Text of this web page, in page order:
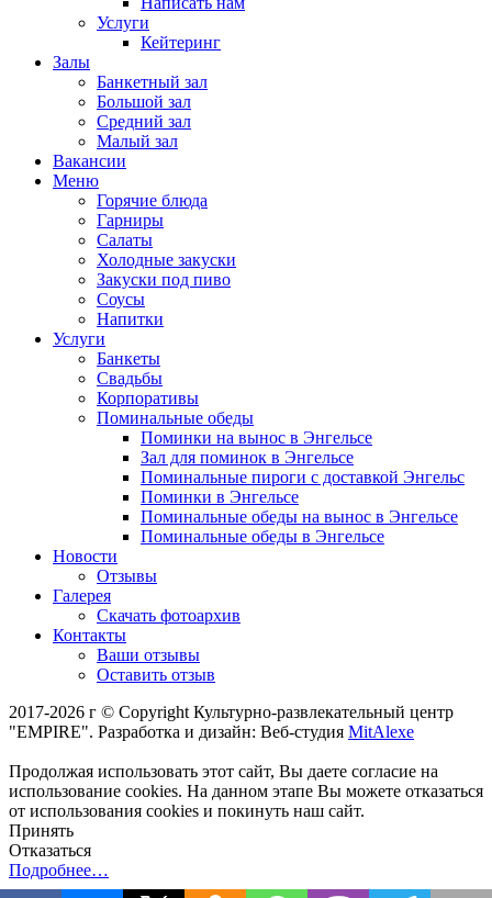
Услуги
Кейтеринг
Залы
Банкетный зал
Большой зал
Средний зал
Малый зал
Вакансии
Меню
Горячие блюда
Гарниры
Салаты
Холодные закуски
Закуски под пиво
Соусы
Напитки
Услуги
Банкеты
Свадьбы
Корпоративы
Поминальные обеды
Поминки на вынос в Энгельсе
Зал для поминок в Энгельсе
Поминальные пироги с доставкой Энгельс
Поминки в Энгельсе
Поминальные обеды на вынос в Энгельсе
Поминальные обеды в Энгельсе
Новости
Отзывы
Галерея
Скачать фотоархив
Контакты
Ваши отзывы
Оставить отзыв
2017-2026 г © Copyright Культурно-развлекательный центр
"EMPIRE". Разработка и дизайн: Веб-студия MitAlexe
Продолжая использовать этот сайт, Вы даете согласие на
использование cookies. На данном этапе Вы можете отказаться
от использования cookies и покинуть наш сайт.
Принять
Отказаться
Подробнее…